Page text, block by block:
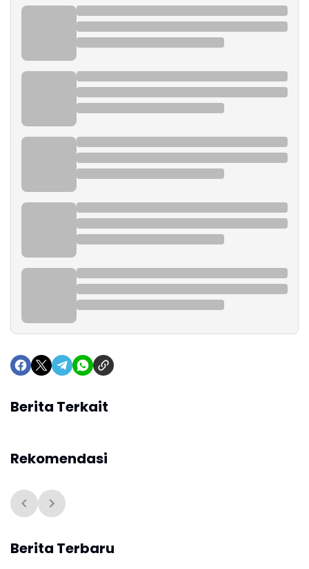
Berita Terkait
Rekomendasi
Berita Terbaru